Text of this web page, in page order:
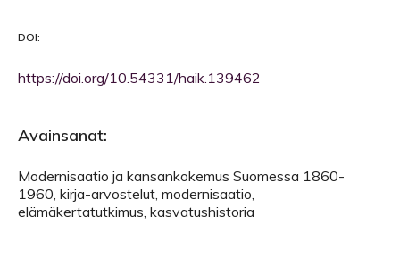
DOI:
https://doi.org/10.54331/haik.139462
Avainsanat:
Modernisaatio ja kansankokemus Suomessa 1860-
1960, kirja-arvostelut, modernisaatio,
elämäkertatutkimus, kasvatushistoria